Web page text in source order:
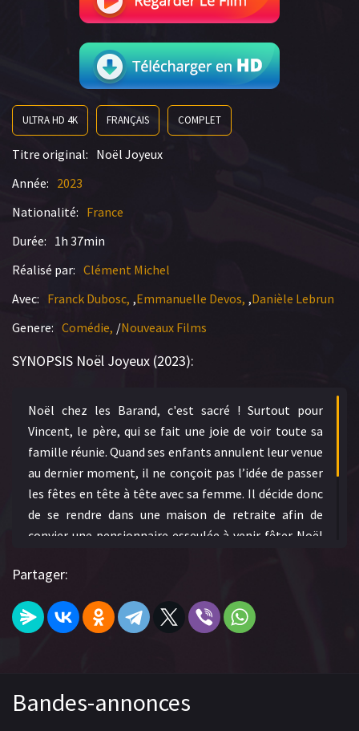
ULTRA HD 4K FRANÇAIS COMPLET
Titre original: Noël Joyeux
Année: 2023
Nationalité: France
Durée: 1h 37min
Réalisé par: Clément Michel
Avec: Franck Dubosc ,Emmanuelle Devos ,Danièle Lebrun
Genere: Comédie /Nouveaux Films
SYNOPSIS Noël Joyeux (2023):
Noël chez les Barand, c'est sacré ! Surtout pour
Vincent, le père, qui se fait une joie de voir toute sa
famille réunie. Quand ses enfants annulent leur venue
au dernier moment, il ne conçoit pas l’idée de passer
les fêtes en tête à tête avec sa femme. Il décide donc
de se rendre dans une maison de retraite afin de
convier une pensionnaire esseulée à venir fêter Noël
amie Jeanne qui vont très vite prendre leurs aises et
semer un joyeux bazar… Pour tous les quatre, ce 24
décembre promet d’être aussi explosif qu’inattendu !
Partager:
Bandes-annonces